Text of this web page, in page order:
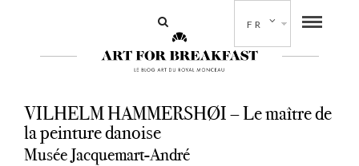
FR
VILHELM HAMMERSHØI – Le maître de
la peinture danoise
Musée Jacquemart-André